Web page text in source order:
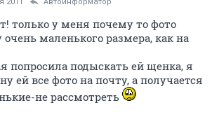
2011 Автоинформатор
только у меня почему то фото
маленького размера, как на
попросила подыскать ей щенка, я
ей все фото на почту, а получается
не рассмотреть